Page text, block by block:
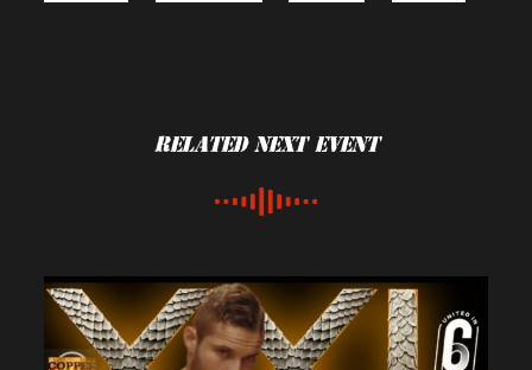
Related Next Event